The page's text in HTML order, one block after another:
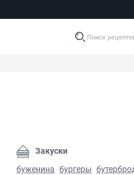
Поиск
Закуски
буженина бургеры